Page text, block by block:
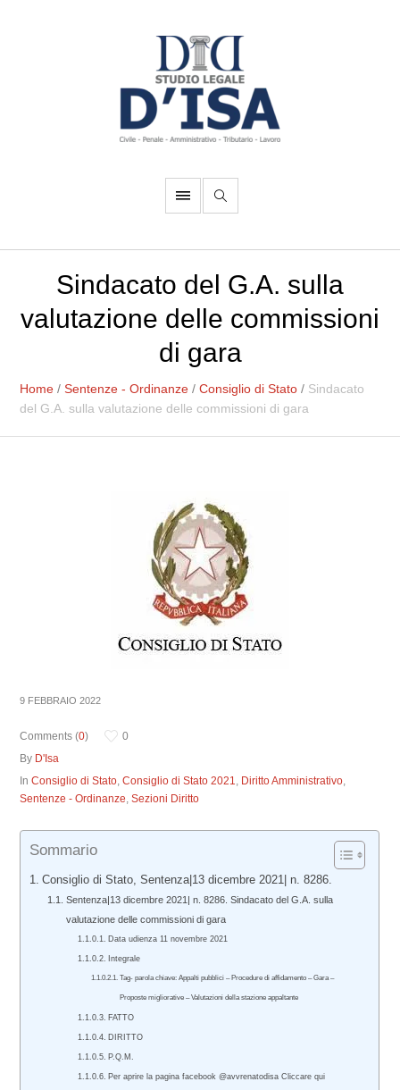
Sindacato del G.A. sulla
valutazione delle commissioni
di gara
Home /Sentenze - Ordinanze /Consiglio di Stato / Sindacato
del G.A. sulla valutazione delle commissioni di gara
9 FEBBRAIO 2022
Comments (0)
0
By D'Isa
InConsiglio di Stato,Consiglio di Stato 2021, Diritto Amministrativo,
Sentenze - Ordinanze,Sezioni Diritto
Sommario
Consiglio di Stato, Sentenza|13 dicembre 2021| n. 8286.
Sentenza|13 dicembre 2021| n. 8286. Sindacato del G.A. sulla
valutazione delle commissioni di gara
Data udienza 11 novembre 2021
Integrale
Tag- parola chiave: Appalti pubblici – Procedure di affidamento – Gara –
Proposte migliorative – Valutazioni della stazione appaltante
FATTO
DIRITTO
P.Q.M.
Per aprire la pagina facebook @avvrenatodisa Cliccare qui